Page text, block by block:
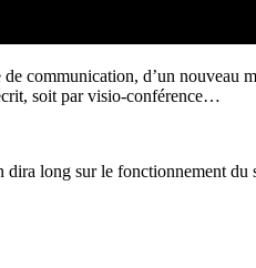
communication, d’un nouveau
soit par visio-conférence…
long sur le fonctionnement du